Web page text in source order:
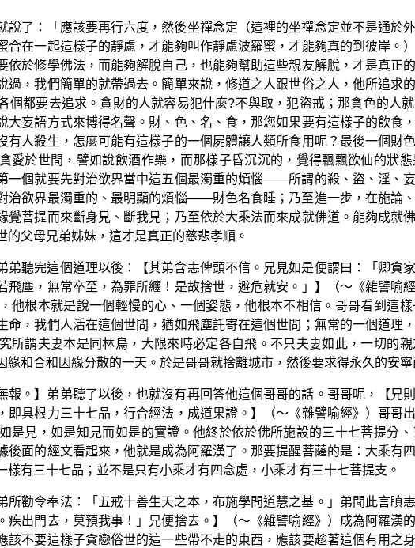
說了：「應該要再行六度，然後坐禪念定（這裡的坐禪念定並不是通於
合在一起這樣子的靜慮，才能夠叫作靜慮波羅蜜，才能夠真的到彼岸。
依於修學佛法，而能夠解脫自己，也能夠幫助這些親友解脫，才是真正
過，我們簡單的就帶過去。簡單來說，修道之人跟世俗之人，他所追求
個都要去追求。貪財的人就容易犯什麼?不與取，犯盜戒；那貪色的人
大妄語方式來博得名聲。財、色、名、食，那您如果要有這樣子的飲食
有人殺生，怎麼可能有這樣子的一個屍體讓人類所食用呢？最後一個財
愛於世間，譬如說飲酒作樂，而那樣子昏沉沉的，覺得飄飄欲仙的狀
一個就要先對治欲界當中這五個最濁重的煩惱——所謂的殺、盜、淫、
治欲界最濁重的、最明顯的煩惱——財色名食睡；乃至進一步，在施論
覺菩提而來斷身見、斷我見；乃至依於大乘法而來成就佛道。能夠成就
的父母兄弟姊妹，這才是真正的慈悲孝順。
弟聽完這個道理以後：【其弟含恚俾頭不信。兄見如是便謂曰：「卿貪
飛塵，無常卒至，為罪所纏！是故捨世，避危就安。」】（～《雜譬喻
他根本就是說一個輕慢的心、一個姿態，他根本不相信。哥哥看到這
命，我們人活在這個世間，猶如飛塵託寄在這個世間；無常的一個道理
所謂夫妻本是同林鳥，大限來時必定各自飛。不只夫妻如此，一切的
緣和合和因緣分散的一天。於是哥哥就捨離城市，然後要求得永久的安寧
報。】弟弟聽了以後，也就沒有再回答他這個哥哥的話。哥哥呢，【兄
即具根力三十七品，行合經法，成道果證。】（～《雜譬喻經》）哥哥
是見，如是知見而如是的實證。他終於依於佛所施設的三十七菩提分
後面的經文看起來，他就是成為阿羅漢了。那要提醒菩薩的是：大乘有
樣有三十七品；並不是只有小乘才有四念處，小乘才有三十七菩提支。
所勸令奉法：「五戒十善生天之本，布施學問道慧之基。」弟聞此言瞋
疾出門去，莫預我事！」兄便捨去。】（～《雜譬喻經》）成為阿羅漢
該不要這樣子貪戀俗世的這一些帶不走的東西，應該要趁著這個有用之